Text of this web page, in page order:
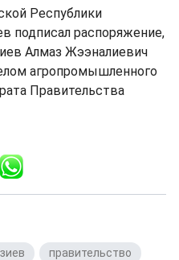
Республики
подписал распоряжение,
Алмаз Жээналиевич
агропромышленного
Правительства
правительство